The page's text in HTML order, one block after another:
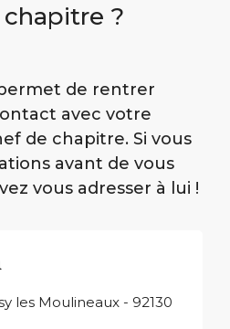
?
de rentrer
avec votre
de chapitre. Si vous
avant de vous
vous adresser à lui !
les Moulineaux - 92130